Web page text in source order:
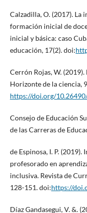
Calzadilla, O. (2017). La
formación inicial de
inicial y básica: caso
educación, 17(2). doi:
Cerrón Rojas, W.
Horizonte de la ciencia,
https://doi.org/
Consejo de Educación
de las Carreras de
de Espinosa, I. P.
profesorado en
inclusiva. Revista de
128-151. doi:https://
Díaz Gandasegui, V. &.